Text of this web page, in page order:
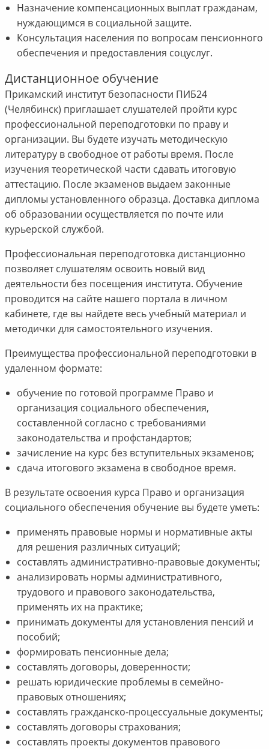
Назначение компенсационных выплат гражданам,
нуждающимся в социальной защите.
Консультация населения по вопросам пенсионного
обеспечения и предоставления соцуслуг.
Дистанционное обучение
Прикамский институт безопасности ПИБ24
(Челябинск) приглашает слушателей пройти курс
профессиональной переподготовки по праву и
организации. Вы будете изучать методическую
литературу в свободное от работы время. После
изучения теоретической части сдавать итоговую
аттестацию. После экзаменов выдаем законные
дипломы установленного образца. Доставка диплома
об образовании осуществляется по почте или
курьерской службой.
Профессиональная переподготовка дистанционно
позволяет слушателям освоить новый вид
деятельности без посещения института. Обучение
проводится на сайте нашего портала в личном
кабинете, где вы найдете весь учебный материал и
методички для самостоятельного изучения.
Преимущества профессиональной переподготовки в
удаленном формате:
обучение по готовой программе Право и
организация социального обеспечения,
составленной согласно с требованиями
законодательства и профстандартов;
зачисление на курс без вступительных экзаменов;
сдача итогового экзамена в свободное время.
В результате освоения курса Право и организация
социального обеспечения обучение вы будете уметь:
применять правовые нормы и нормативные акты
для решения различных ситуаций;
составлять административно-правовые документы;
анализировать нормы административного,
трудового и правового законодательства,
применять их на практике;
принимать документы для установления пенсий и
пособий;
формировать пенсионные дела;
составлять договоры, доверенности;
решать юридические проблемы в семейно-
правовых отношениях;
составлять гражданско-процессуальные документы;
составлять договоры страхования;
составлять проекты документов правового